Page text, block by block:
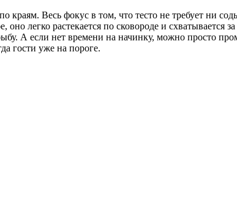
Весь фокус в том, что тесто не требует ни
легко растекается по сковороде и схватывается
А если нет времени на начинку, можно просто
гости уже на пороге.